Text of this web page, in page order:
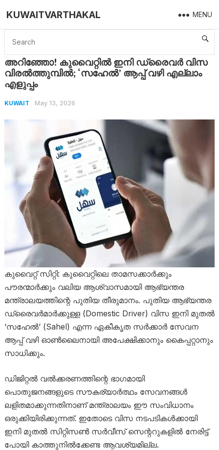
KUWAITVARTHAKAL MENU
Home Kuwait അറിഞ്ഞോ! കുവൈറ്റിൽ ഇനി ഡ്രൈവർ വിസ വിരൽത്തുമ്പിൽ; ‘സഹേൽ’ ആപ്പ് വഴി എല്ലാം എളുപ്പം
അറിഞ്ഞോ! കുവൈറ്റിൽ ഇനി ഡ്രൈവർ വിസ
വിരൽത്തുമ്പിൽ; ‘സഹേൽ’ ആപ്പ് വഴി എല്ലാം
എളുപ്പം
KUWAIT May 13, 2026
കുവൈറ്റ് സിറ്റി: കുവൈറ്റിലെ താമസക്കാർക്കും
പൗരന്മാർക്കും വലിയ ആശ്വാസമായി ആഭ്യന്തര
മന്ത്രാലയത്തിന്റെ പുതിയ തീരുമാനം. പുതിയ ആഭ്യന്തര
ഡ്രൈവർമാർക്കുള്ള (Domestic Driver) വിസ ഇനി മുതൽ
‘സഹേൽ’ (Sahel) എന്ന ഏകീകൃത സർക്കാർ സേവന
ആപ്പ് വഴി ഓൺലൈനായി അപേക്ഷിക്കാനും കൈപ്പറ്റാനും
സാധിക്കും.
ഡിജിറ്റൽ വൽക്കരണത്തിന്റെ ഭാഗമായി
പൊതുജനങ്ങളുടെ സൗകര്യാർത്ഥം സേവനങ്ങൾ
ലളിതമാക്കുന്നതിനാണ് മന്ത്രാലയം ഈ സംവിധാനം
ഒരുക്കിയിരിക്കുന്നത്. ഇതോടെ വിസ നടപടികൾക്കായി
ഇനി മുതൽ സിറ്റിസൺ സർവീസ് സെന്ററുകളിൽ നേരിട്ട്
പോയി കാത്തുനിൽക്കേണ്ട ആവശ്യമില്ല.